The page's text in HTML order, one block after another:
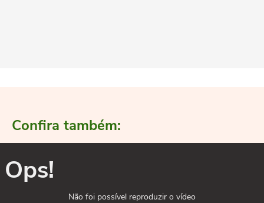
Confira também:
Ops!
Não foi possível reproduzir o vídeo